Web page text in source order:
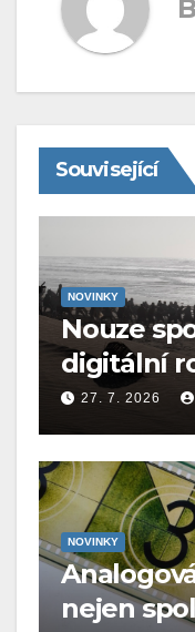
Související
NOVINKY
Nouze
digitální
27. 7. 2026
NOVINKY
nejen